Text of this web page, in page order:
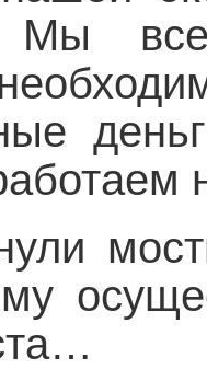
Мы все